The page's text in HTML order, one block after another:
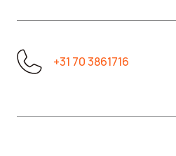
+31 70 3861716